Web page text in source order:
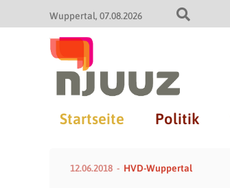
Wuppertal 07.08.2026
Startseite Politik
12.06.2018 HVD-Wuppertal